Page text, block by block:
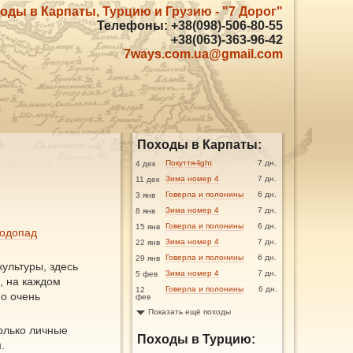
в Карпаты, Турцию и Грузию - "7 Дорог"
Телефоны: +38(098)-506-80-55
+38(063)-363-96-42
7ways.com.ua@gmail.com
здесь
на каждом
очень
личные
Походы в Карпаты:
4 дек Покуття-light
7 дн.
11 дек
Зима номер 4
7 дн.
3 янв
Говерла и полонины
6 дн.
8 янв
Зима номер 4
7 дн.
15 янв
Говерла и полонины
6 дн.
22 янв
Зима номер 4
7 дн.
29 янв
Говерла и полонины
6 дн.
5 фев
Зима номер 4
7 дн.
12
фев
Говерла и полонины 6 дн.
Показать ещё походы
Походы в Турцию: